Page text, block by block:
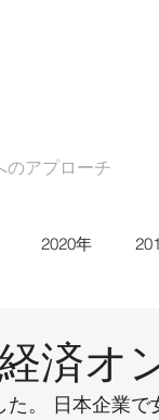
のアプローチ
2020年
済オ
。 日本企業で